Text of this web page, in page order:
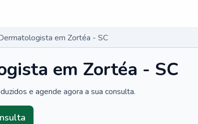
em Zortéa - SC
em Zortéa - SC
e agende agora a sua consulta.